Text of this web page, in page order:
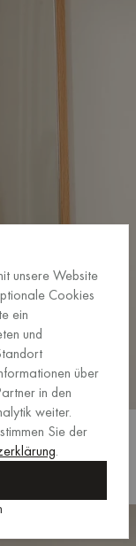
– groß
Preis €319
€399
– groß
unsere Website
Cookies
ein
und
über
in den
weiter.
Sie der
.